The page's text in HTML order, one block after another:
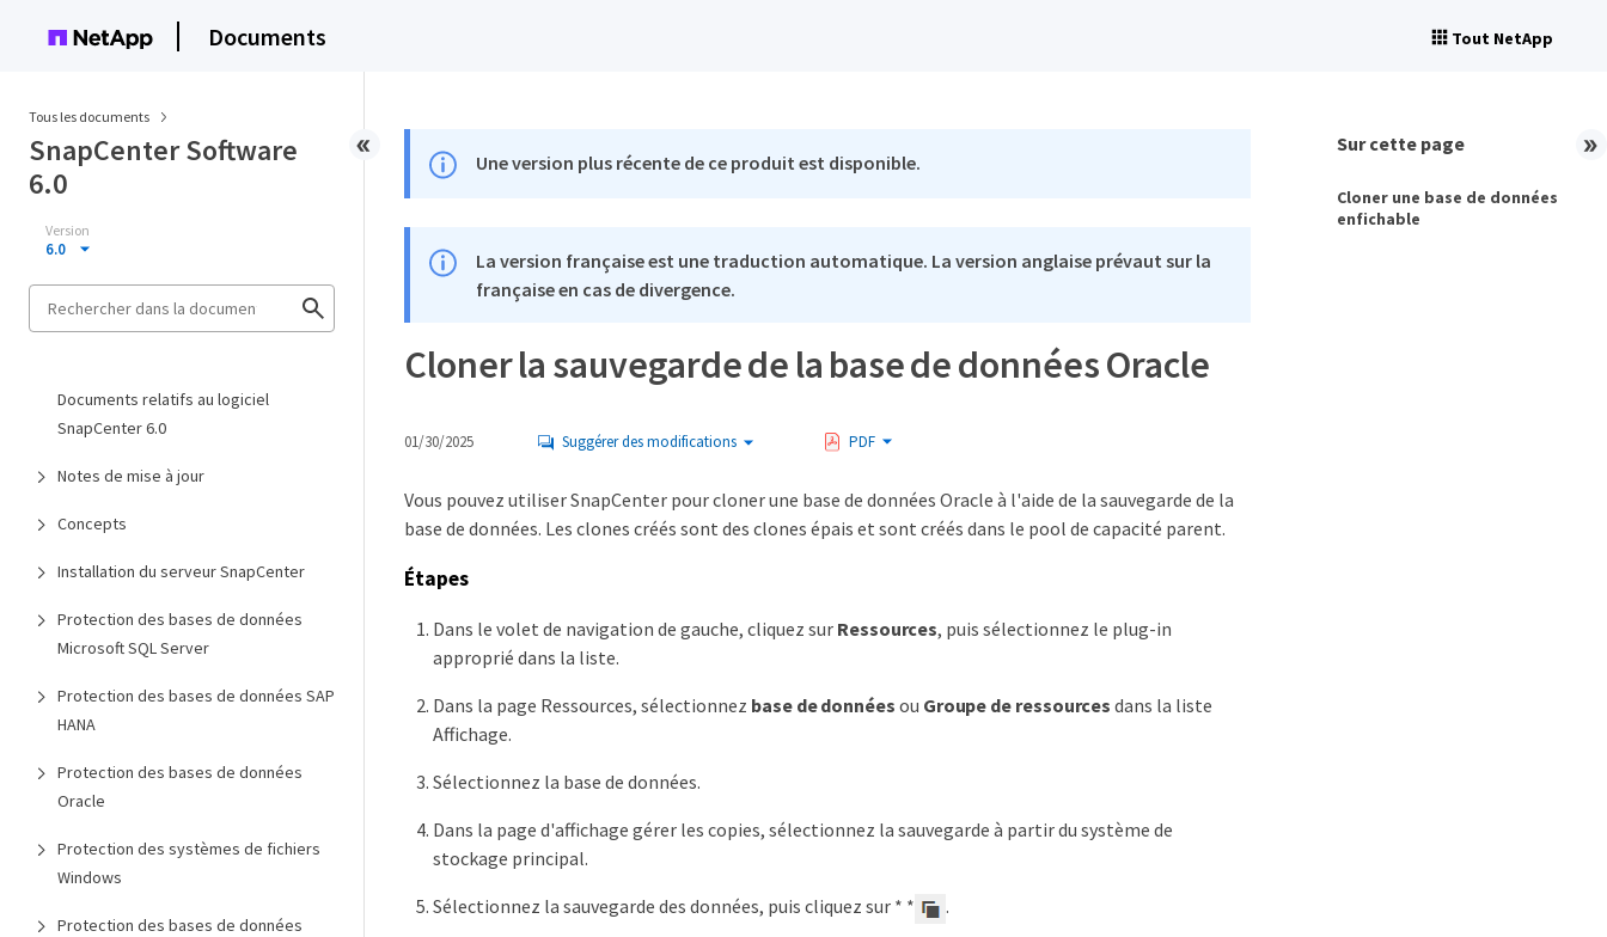
Documents Tout NetApp
Tous les documents
SnapCenter Software
6.0
Version
6.0
Documents relatifs au logiciel
SnapCenter 6.0
Notes de mise à jour
Concepts
Installation du serveur SnapCenter
Protection des bases de données
Microsoft SQL Server
Protection des bases de données SAP
HANA
Protection des bases de données
Oracle
Protection des systèmes de fichiers
Windows
Protection des bases de données
Une version plus récente de ce produit est disponible.
La version française est une traduction automatique. La version anglaise prévaut sur la
française en cas de divergence.
Cloner la sauvegarde de la base de données Oracle
01/30/2025 Suggérer des modifications PDF
Vous pouvez utiliser SnapCenter pour cloner une base de données Oracle à l'aide de la sauvegarde de la
base de données. Les clones créés sont des clones épais et sont créés dans le pool de capacité parent.
Étapes
Dans le volet de navigation de gauche, cliquez sur Ressources, puis sélectionnez le plug-in
approprié dans la liste.
Dans la page Ressources, sélectionnez base de données ou Groupe de ressources dans la liste
Affichage.
Sélectionnez la base de données.
Dans la page d'affichage gérer les copies, sélectionnez la sauvegarde à partir du système de
stockage principal.
Sélectionnez la sauvegarde des données, puis cliquez sur * *
.
Sur cette page
Cloner une base de données
enfichable